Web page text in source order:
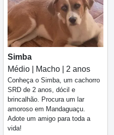
Simba
Médio | Macho | 2 anos
Conheça o Simba, um cachorro
SRD de 2 anos, dócil e
brincalhão. Procura um lar
amoroso em Mandaguaçu.
Adote um amigo para toda a
vida!